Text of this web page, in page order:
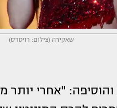
שאקירה (צילום: רויטרס)
"אחרי יותר